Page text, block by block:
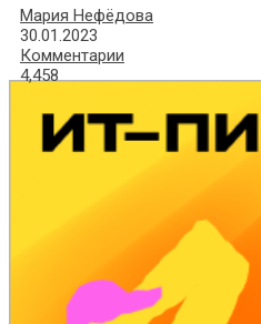
Мария Нефёдова
30.01.2023
Комментарии
4,458